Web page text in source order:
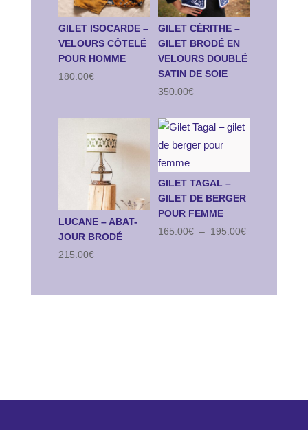
GILET ISOCARDE –
VELOURS CÔTELÉ
POUR HOMME
180.00€
GILET CÉRITHE –
GILET BRODÉ EN
VELOURS DOUBLÉ
SATIN DE SOIE
350.00€
LUCANE – ABAT-
JOUR BRODÉ
215.00€
GILET TAGAL –
GILET DE BERGER
POUR FEMME
165.00€ – 195.00€Plage